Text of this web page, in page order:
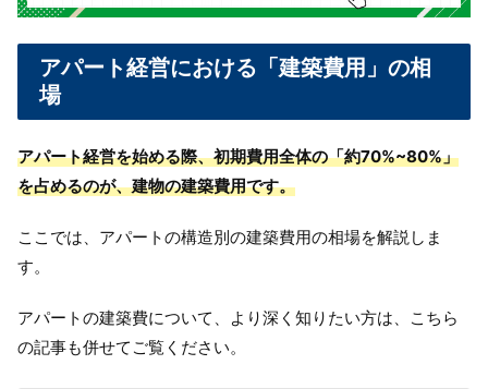
アパート経営における「建築費用」の相
場
アパート経営を始める際、初期費用全体の「約70%~80%」
を占めるのが、建物の建築費用です。
ここでは、アパートの構造別の建築費用の相場を解説しま
す。
アパートの建築費について、より深く知りたい方は、こちら
の記事も併せてご覧ください。